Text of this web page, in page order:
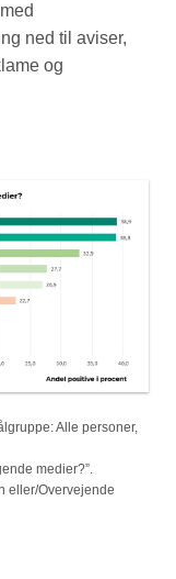
ned til aviser,
og
Alle personer,
medier?”.
eller/Overvejende